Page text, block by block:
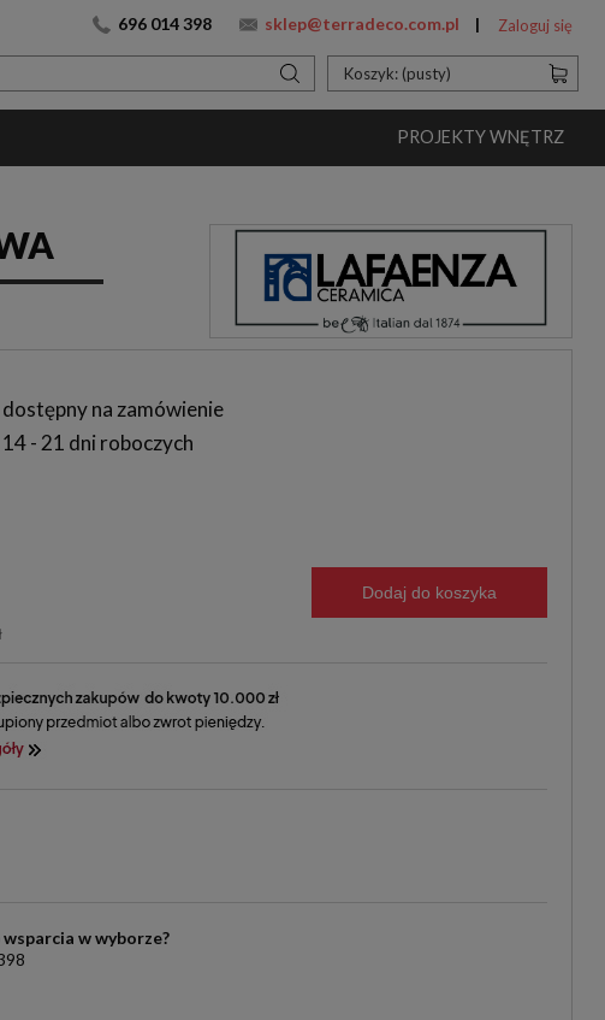
696 014 398 sklep@terradeco.com.pl Zaloguj się
Koszyk: (pusty)
PROJEKTY WNĘTRZ
dostępny na zamówienie
14 - 21 dni roboczych
Dodaj do koszyka
w wyborze?